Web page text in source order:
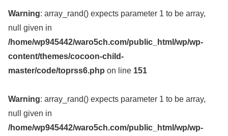
Warning: array_rand() expects parameter 1 to be array,
null given in
/home/wp945442/waro5ch.com/public_html/wp/wp-
content/themes/cocoon-child-
master/code/toprss6.php on line 151
Warning: array_rand() expects parameter 1 to be array,
null given in
/home/wp945442/waro5ch.com/public_html/wp/wp-